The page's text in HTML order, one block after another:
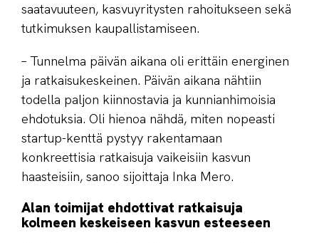
saatavuuteen, kasvuyritysten rahoitukseen sekä
tutkimuksen kaupallistamiseen.
– Tunnelma päivän aikana oli erittäin energinen
ja ratkaisukeskeinen. Päivän aikana nähtiin
todella paljon kiinnostavia ja kunnianhimoisia
ehdotuksia. Oli hienoa nähdä, miten nopeasti
startup-kenttä pystyy rakentamaan
konkreettisia ratkaisuja vaikeisiin kasvun
haasteisiin, sanoo sijoittaja Inka Mero.
Alan toimijat ehdottivat ratkaisuja
kolmeen keskeiseen kasvun esteeseen